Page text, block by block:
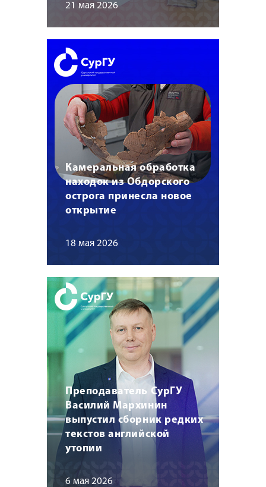
21 мая 2026
Камеральная обработка
находок из Обдорского
острога принесла новое
открытие
18 мая 2026
Преподаватель СурГУ
Василий Мархинин
выпустил сборник редких
текстов английской
утопии
6 мая 2026